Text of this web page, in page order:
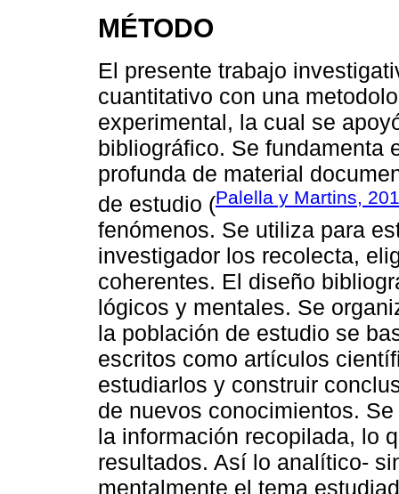
MÉTODO
El presente trabajo
cuantitativo con una
experimental, la cual se
bibliográfico. Se fundamenta
profunda de material
de estudio (Palella y Martins,
fenómenos. Se utiliza para
investigador los recolecta,
coherentes. El diseño
lógicos y mentales. Se
la población de estudio se
escritos como artículos
estudiarlos y construir
de nuevos conocimientos.
la información recopilada, lo
resultados. Así lo analítico-
mentalmente el tema